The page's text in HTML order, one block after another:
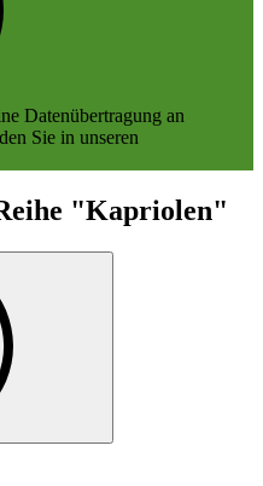
Datenübertragung an
Sie in unseren
"Kapriolen"